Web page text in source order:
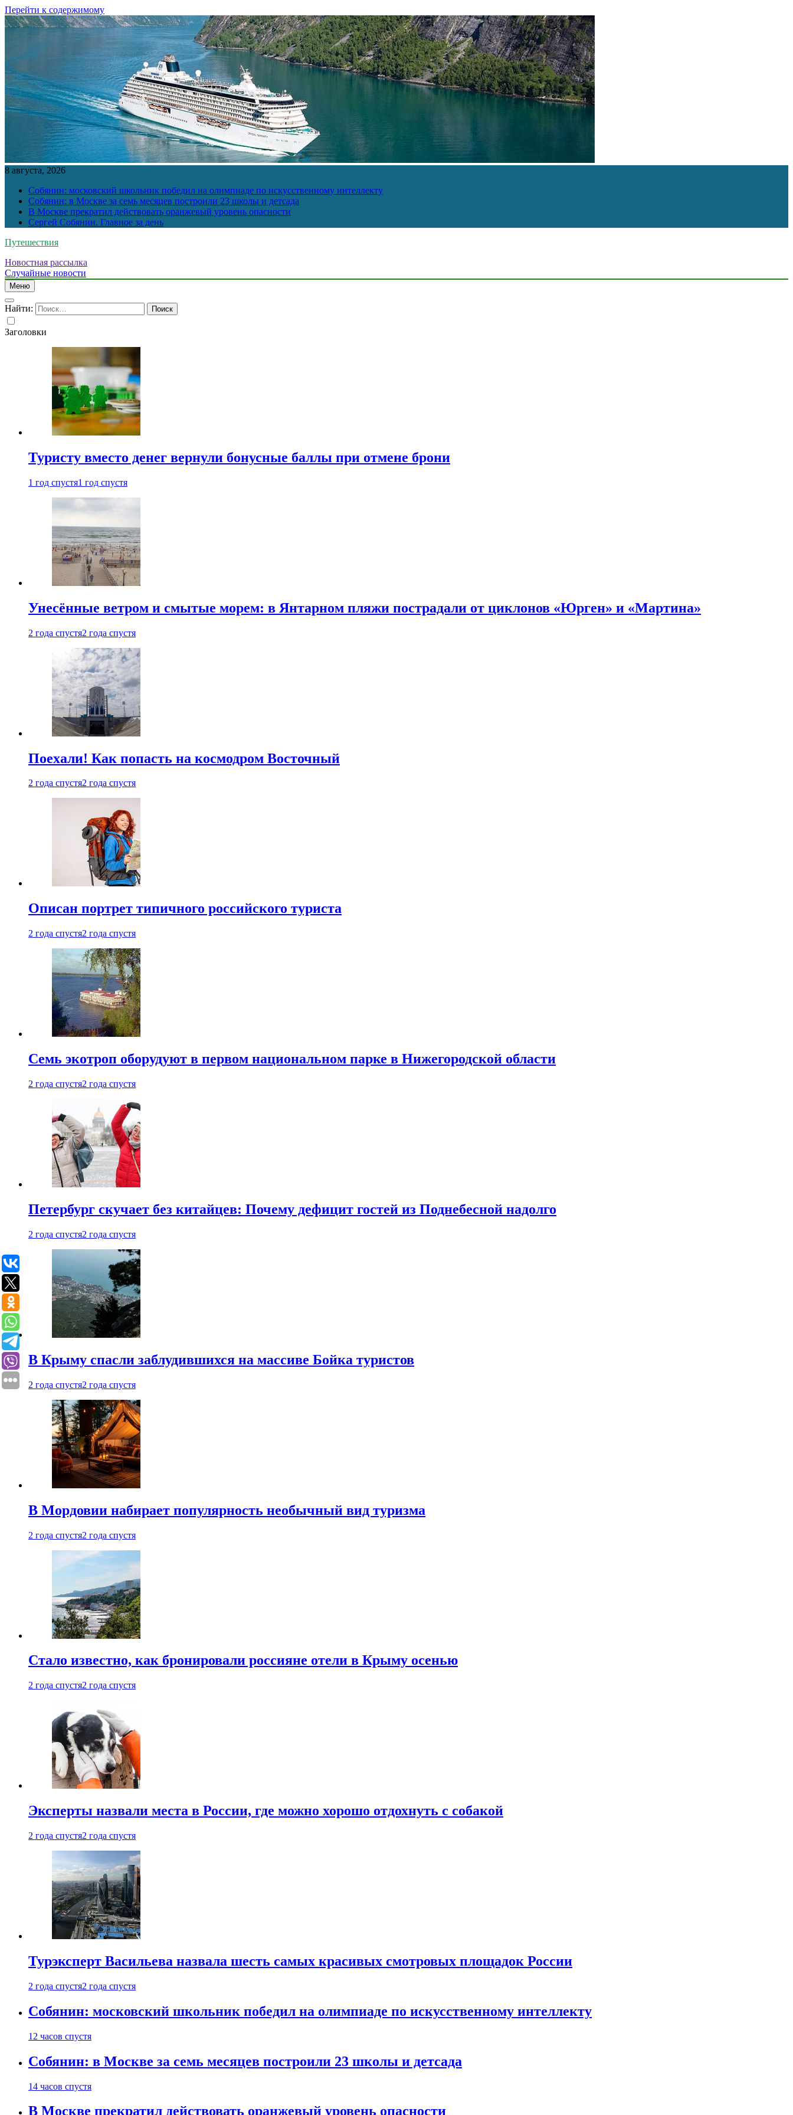
Перейти к содержимому
8 августа, 2026
Собянин: московский школьник победил на олимпиаде по искусственному интеллекту
Собянин: в Москве за семь месяцев построили 23 школы и детсада
В Москве прекратил действовать оранжевый уровень опасности
Сергей Собянин. Главное за день
Путешествия
Новостная рассылка
Случайные новости
Меню
Найти:
Заголовки
Туристу вместо денег вернули бонусные баллы при отмене брони
1 год спустя1 год спустя
Унесённые ветром и смытые морем: в Янтарном пляжи пострадали от циклонов «Юрген» и «Мартина»
2 года спустя2 года спустя
Поехали! Как попасть на космодром Восточный
2 года спустя2 года спустя
Описан портрет типичного российского туриста
2 года спустя2 года спустя
Семь экотроп оборудуют в первом национальном парке в Нижегородской области
2 года спустя2 года спустя
Петербург скучает без китайцев: Почему дефицит гостей из Поднебесной надолго
2 года спустя2 года спустя
В Крыму спасли заблудившихся на массиве Бойка туристов
2 года спустя2 года спустя
В Мордовии набирает популярность необычный вид туризма
2 года спустя2 года спустя
Стало известно, как бронировали россияне отели в Крыму осенью
2 года спустя2 года спустя
Эксперты назвали места в России, где можно хорошо отдохнуть с собакой
2 года спустя2 года спустя
Турэксперт Васильева назвала шесть самых красивых смотровых площадок России
2 года спустя2 года спустя
Собянин: московский школьник победил на олимпиаде по искусственному интеллекту
12 часов спустя
Собянин: в Москве за семь месяцев построили 23 школы и детсада
14 часов спустя
В Москве прекратил действовать оранжевый уровень опасности